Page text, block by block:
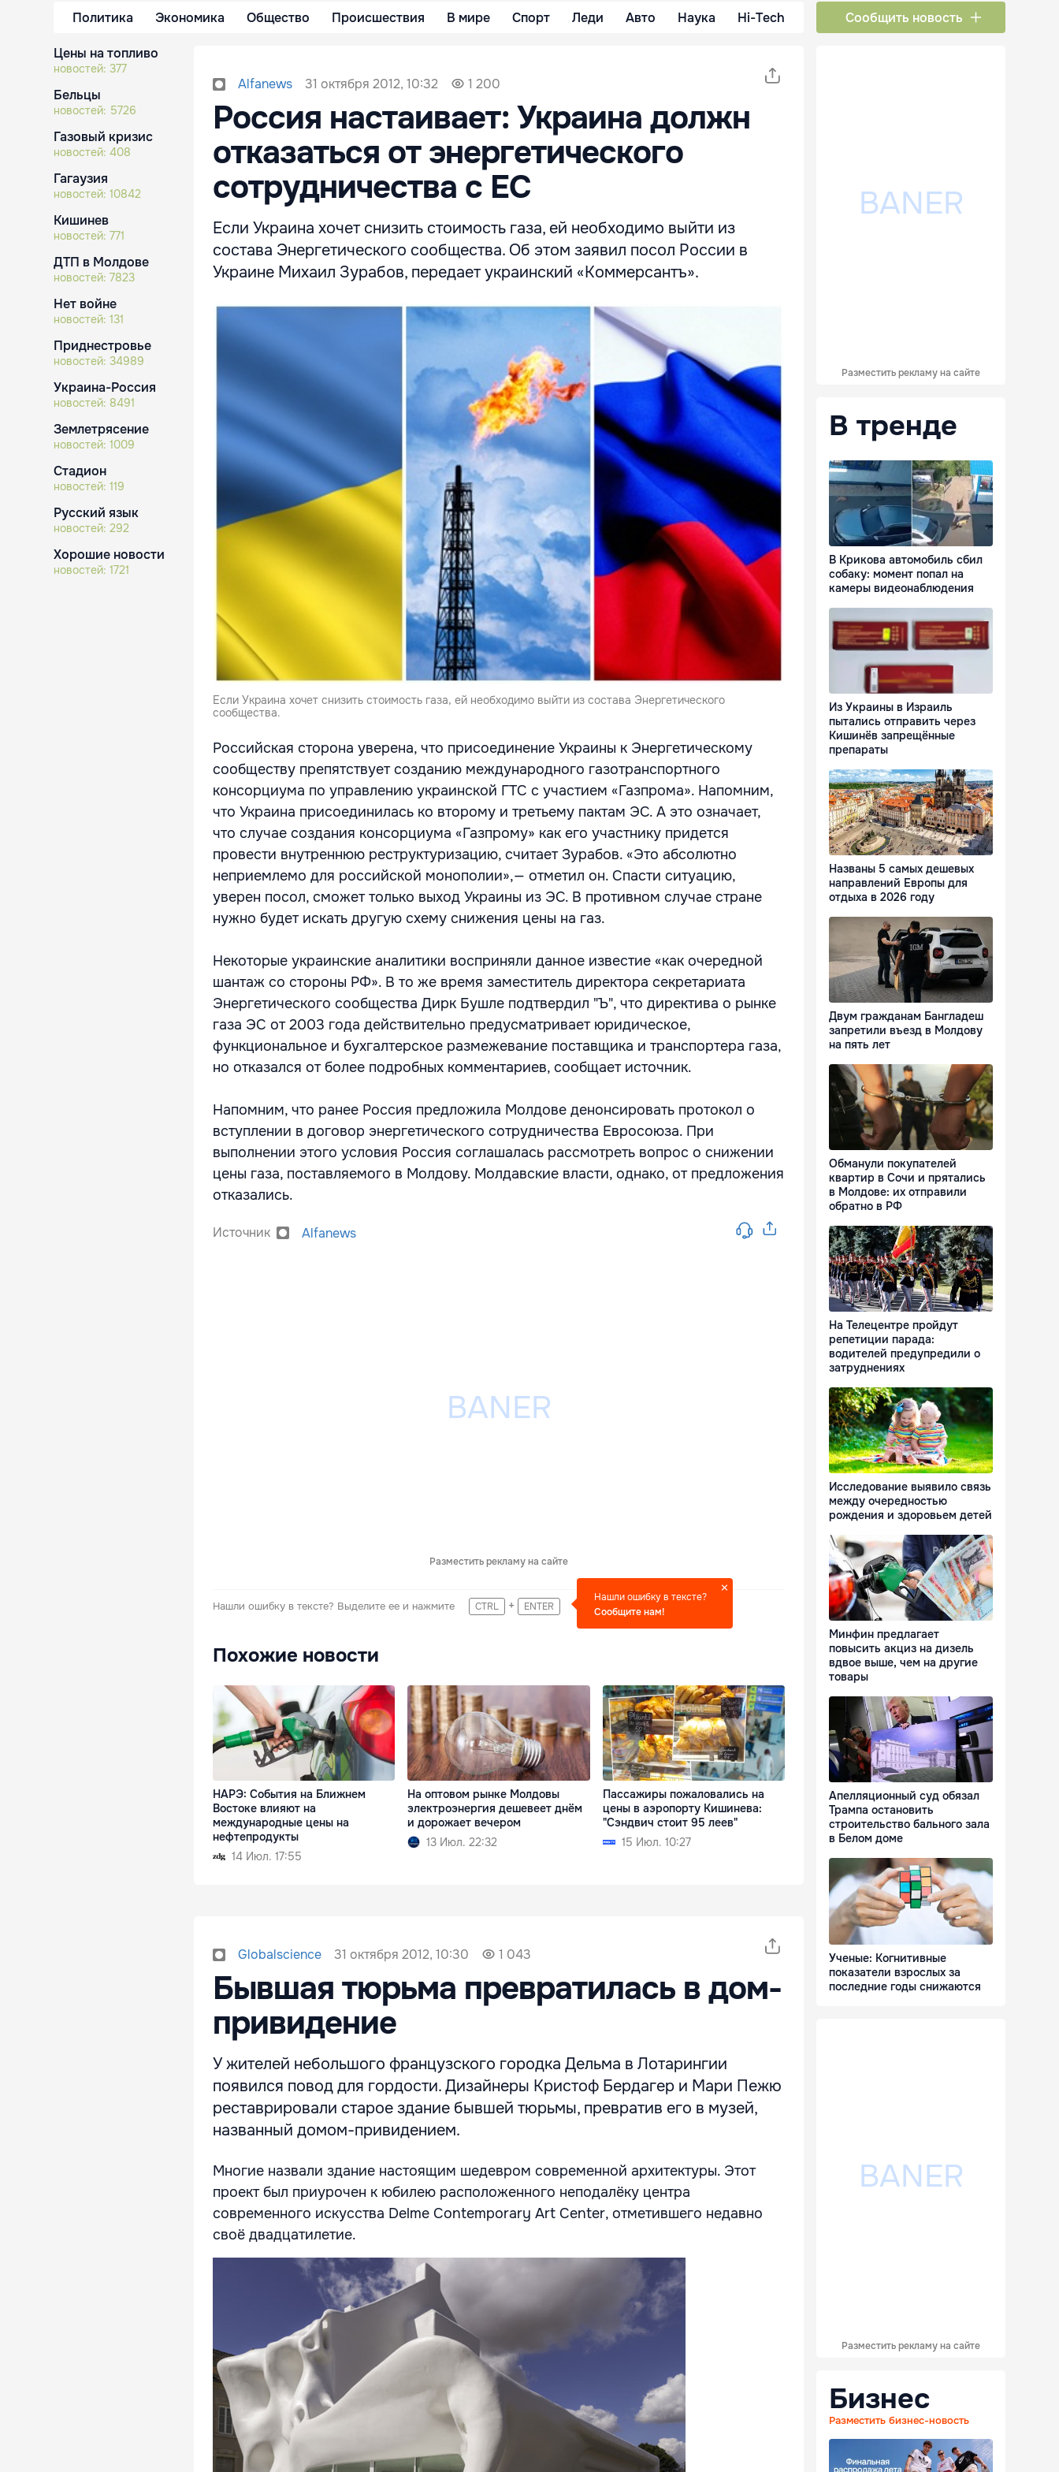
Политика Экономика Общество Происшествия В мире Спорт Леди Авто Наука Hi-Tech Сообщить новость
Цены на топливо
новостей: 377
Бельцы
новостей: 5726
Газовый кризис
новостей: 408
Гагаузия
новостей: 10842
Кишинев
новостей: 771
ДТП в Молдове
новостей: 7823
Нет войне
новостей: 131
Приднестровье
новостей: 34989
Украина-Россия
новостей: 8491
Землетрясение
новостей: 1009
Стадион
новостей: 119
Русский язык
новостей: 292
Хорошие новости
новостей: 1721
Alfanews 31 октября 2012, 10:32 1 200
Россия настаивает: Украина должн
отказаться от энергетического
сотрудничества с ЕС
Если Украина хочет снизить стоимость газа, ей необходимо выйти из
состава Энергетического сообщества. Об этом заявил посол России в
Украине Михаил Зурабов, передает украинский «Коммерсантъ».
Если Украина хочет снизить стоимость газа, ей необходимо выйти из состава Энергетического
сообщества.
Российская сторона уверена, что присоединение Украины к Энергетическому
сообществу препятствует созданию международного газотранспортного
консорциума по управлению украинской ГТС с участием «Газпрома». Напомним,
что Украина присоединилась ко второму и третьему пактам ЭС. А это означает,
что случае создания консорциума «Газпрому» как его участнику придется
провести внутреннюю реструктуризацию, считает Зурабов. «Это абсолютно
неприемлемо для российской монополии»,— отметил он. Спасти ситуацию,
уверен посол, сможет только выход Украины из ЭС. В противном случае стране
нужно будет искать другую схему снижения цены на газ.
Некоторые украинские аналитики восприняли данное известие «как очередной
шантаж со стороны РФ». В то же время заместитель директора секретариата
Энергетического сообщества Дирк Бушле подтвердил "Ъ", что директива о рынке
газа ЭС от 2003 года действительно предусматривает юридическое,
функциональное и бухгалтерское размежевание поставщика и транспортера газа,
но отказался от более подробных комментариев, сообщает источник.
Напомним, что ранее Россия предложила Молдове денонсировать протокол о
вступлении в договор энергетического сотрудничества Евросоюза. При
выполнении этого условия Россия соглашалась рассмотреть вопрос о снижении
цены газа, поставляемого в Молдову. Молдавские власти, однако, от предложения
отказались.
Источник Alfanews
Разместить рекламу на сайте
Нашли ошибку в тексте? Выделите ее и нажмите CTRL + ENTER
Нашли ошибку в тексте?
Сообщите нам!
Похожие новости
НАРЭ: События на Ближнем
Востоке влияют на
международные цены на
нефтепродукты
14 Июл. 17:55
На оптовом рынке Молдовы
электроэнергия дешевеет днём
и дорожает вечером
13 Июл. 22:32
Пассажиры пожаловались на
цены в аэропорту Кишинева:
"Сэндвич стоит 95 леев"
15 Июл. 10:27
Globalscience 31 октября 2012, 10:30 1 043
Бывшая тюрьма превратилась в дом-
привидение
У жителей небольшого французского городка Дельма в Лотарингии
появился повод для гордости. Дизайнеры Кристоф Бердагер и Мари Пежю
реставрировали старое здание бывшей тюрьмы, превратив его в музей,
названный домом-привидением.
Многие назвали здание настоящим шедевром современной архитектуры. Этот
проект был приурочен к юбилею расположенного неподалёку центра
современного искусства Delme Contemporary Art Center, отметившего недавно
своё двадцатилетие.
Разместить рекламу на сайте
В тренде
В Крикова автомобиль сбил
собаку: момент попал на
камеры видеонаблюдения
Из Украины в Израиль
пытались отправить через
Кишинёв запрещённые
препараты
Названы 5 самых дешевых
направлений Европы для
отдыха в 2026 году
Двум гражданам Бангладеш
запретили въезд в Молдову
на пять лет
Обманули покупателей
квартир в Сочи и прятались
в Молдове: их отправили
обратно в РФ
На Телецентре пройдут
репетиции парада:
водителей предупредили о
затруднениях
Исследование выявило связь
между очередностью
рождения и здоровьем детей
Минфин предлагает
повысить акциз на дизель
вдвое выше, чем на другие
товары
Апелляционный суд обязал
Трампа остановить
строительство бального зала
в Белом доме
Ученые: Когнитивные
показатели взрослых за
последние годы снижаются
Разместить рекламу на сайте
Бизнес
Разместить бизнес-новость